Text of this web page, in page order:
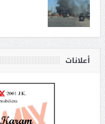
أعلانات